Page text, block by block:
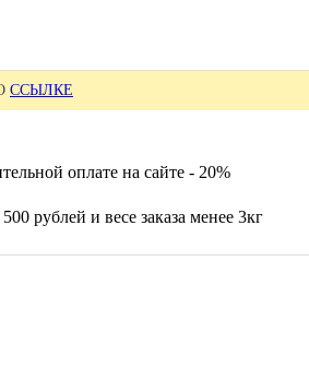
ССЫЛКЕ
оплате на сайте - 20%
рублей и весе заказа менее 3кг